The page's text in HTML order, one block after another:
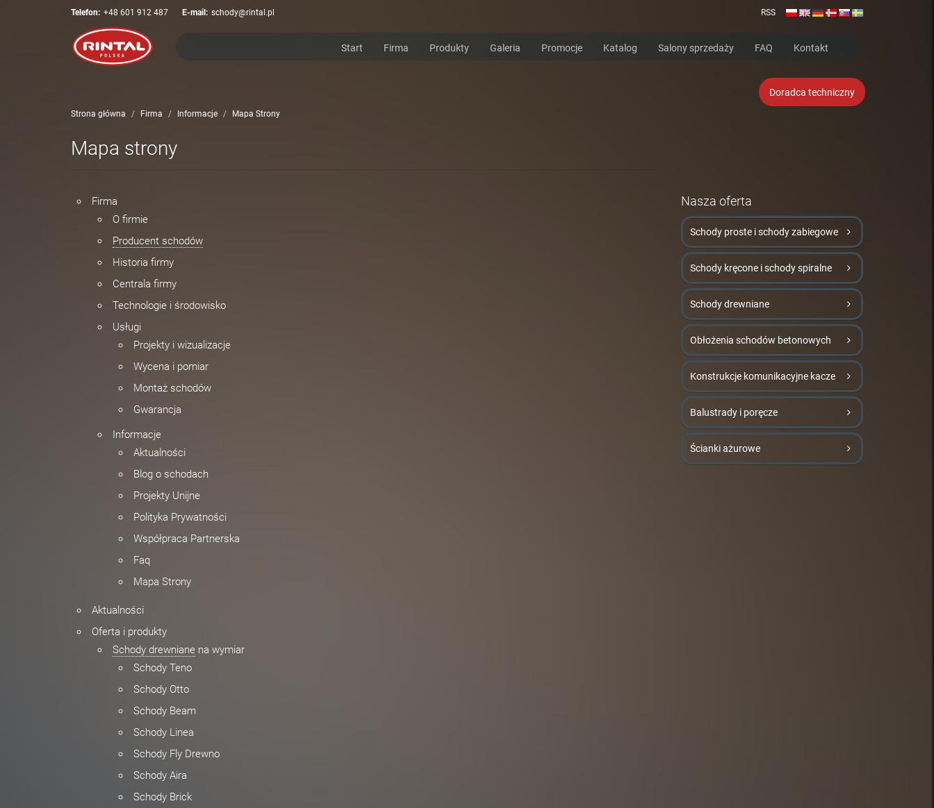
Telefon: +48 601 912 487 E-mail: schody@rintal.pl RSS
Start Firma Produkty Galeria Promocje Katalog Salony sprzedaży FAQ Kontakt
Doradca techniczny
Strona główna Firma Informacje Mapa Strony
Mapa strony
Firma
O firmie
Producent schodów
Historia firmy
Centrala firmy
Technologie i środowisko
Usługi
Projekty i wizualizacje
Wycena i pomiar
Montaż schodów
Gwarancja
Informacje
Aktualności
Blog o schodach
Projekty Unijne
Polityka Prywatności
Współpraca Partnerska
Faq
Mapa Strony
Aktualności
Oferta i produkty
Schody drewniane na wymiar
Schody Teno
Schody Otto
Schody Beam
Schody Linea
Schody Fly Drewno
Schody Aira
Schody Brick
Nasza oferta
Schody proste i schody zabiegowe
Schody kręcone i schody spiralne
Schody drewniane
Obłożenia schodów betonowych
Konstrukcje komunikacyjne kacze
Balustrady i poręcze
Ścianki ażurowe